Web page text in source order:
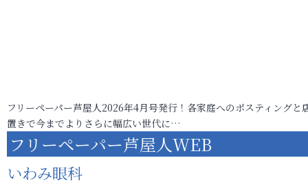
フリーペーパー芦屋人2026年4月号発行！各家庭へのポスティングと
置きで今までよりさらに幅広い世代に…
フリーペーパー芦屋人WEB
いわみ眼科